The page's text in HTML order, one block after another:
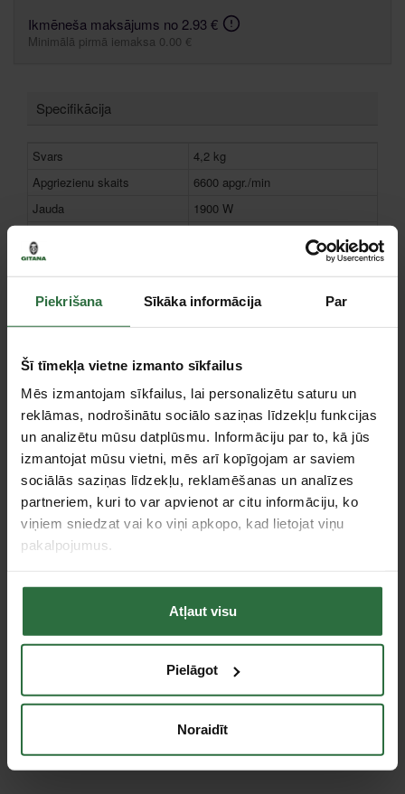
Piekrišana Sīkāka informācija Par
Šī tīmekļa vietne izmanto sīkfailus
Mēs izmantojam sīkfailus, lai personalizētu saturu un
reklāmas, nodrošinātu sociālo saziņas līdzekļu funkcijas
un analizētu mūsu datplūsmu. Informāciju par to, kā jūs
izmantojat mūsu vietni, mēs arī kopīgojam ar saviem
sociālās saziņas līdzekļu, reklamēšanas un analīzes
partneriem, kuri to var apvienot ar citu informāciju, ko
viņiem sniedzat vai ko viņi apkopo, kad lietojat viņu
pakalpojumus.
Atļaut visu
Pielāgot
Noraidīt
Ikmēneša maksājums no 2.93 €
Minimālā pirmā iemaksa 0.00 €
Specifikācija
Svars
4,2 kg
Apgriezienu skaits
6600 apgr./min
Jauda
1900 W
Vārpsta
Leņķa slīpmašīnas
personām
12 mēneši
Piederumi
CGW
Ir noliktavā